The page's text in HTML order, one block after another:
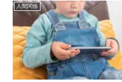
人間関係